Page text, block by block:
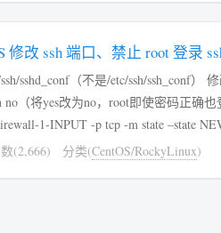
修改 ssh 端口、禁止 root 登录
sshd_conf（不是/etc/ssh/ssh_conf
no（将yes改为no，root即使密码正确
1-INPUT -p tcp -m state –state
(2,666) 分类(CentOS/RockyLinux)